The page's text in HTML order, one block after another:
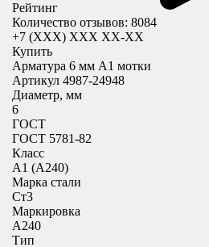
Рейтинг
Количество отзывов: 8084
+7 (XXX) ХХХ ХХ-ХХ
Купить
Арматура 6 мм А1 мотки
Артикул 4987-24948
Диаметр, мм
6
ГОСТ
ГОСТ 5781-82
Класс
А1 (А240)
Марка стали
Ст3
Маркировка
А240
Тип